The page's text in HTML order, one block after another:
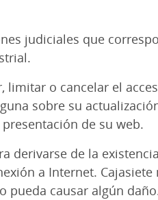
judiciales que
o cancelar el
sobre su
de su web.
derivarse de la
a Internet. Cajasiete
causar algún daño.